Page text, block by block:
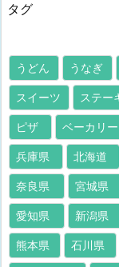
タグ
うどん うなぎ
スイーツ ステー
ピザ ベーカリー
兵庫県 北海道
奈良県 宮城県
愛知県 新潟県
熊本県 石川県